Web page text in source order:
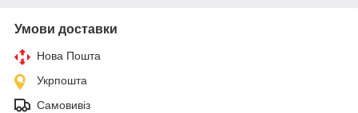
Умови доставки
Нова Пошта
Укрпошта
Самовивіз